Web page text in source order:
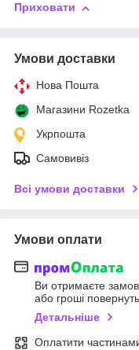
Приховати
Умови доставки
Нова Пошта
Магазини Rozetka
Укрпошта
Самовивіз
Всі умови доставки
Умови оплати
Ви отримаєте
або гроші
Детальніше
Оплатити